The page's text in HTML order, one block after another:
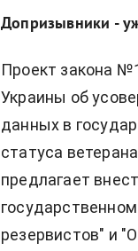
Допризывники -
Проект закона
Украины об
данных в
статуса
предлагает
резервистов" и